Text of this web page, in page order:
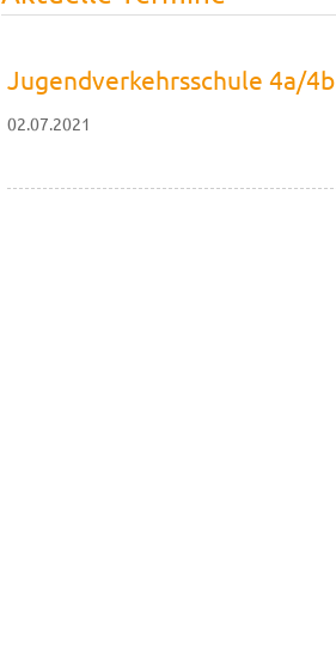
Jugendverkehrsschule 4a/4b
02.07.2021